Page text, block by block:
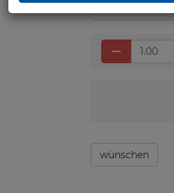
wünschen